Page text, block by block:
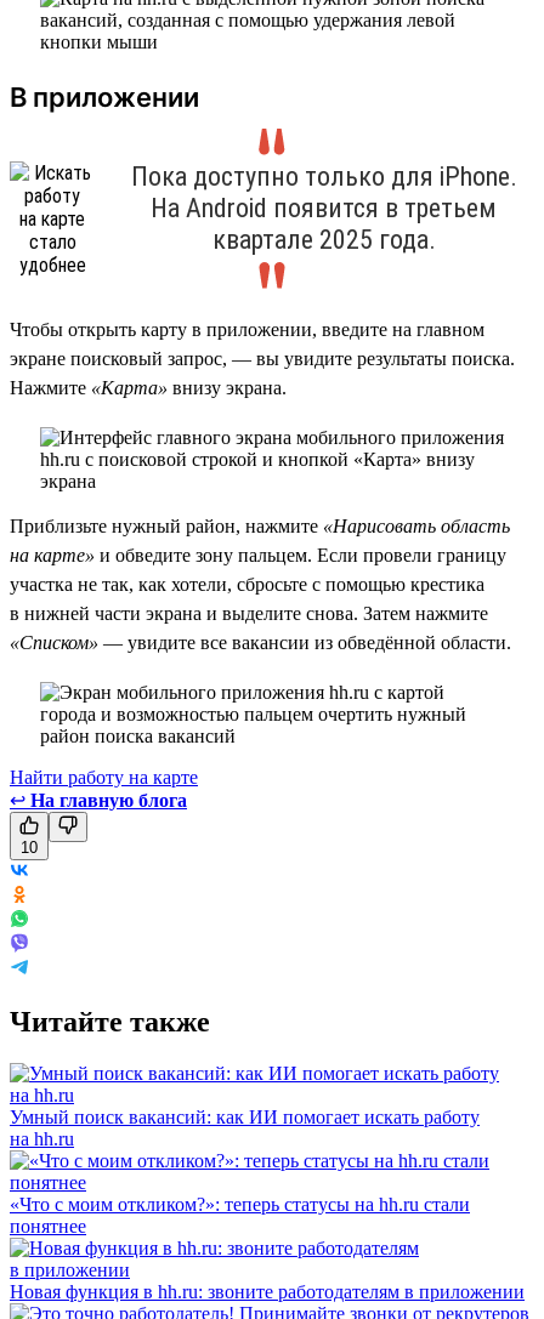
В приложении
Пока доступно только для iPhone.
На Android появится в третьем
квартале 2025 года.
Чтобы открыть карту в приложении, введите на главном
экране поисковый запрос, — вы увидите результаты поиска.
Нажмите «Карта» внизу экрана.
Приблизьте нужный район, нажмите «Нарисовать область
на карте» и обведите зону пальцем. Если провели границу
участка не так, как хотели, сбросьте с помощью крестика
в нижней части экрана и выделите снова. Затем нажмите
«Списком» — увидите все вакансии из обведённой области.
Найти работу на карте
↩ На главную блога
10
Читайте также
Умный поиск вакансий: как ИИ помогает искать работу
на hh.ru
«Что с моим откликом?»: теперь статусы на hh.ru стали
понятнее
Новая функция в hh.ru: звоните работодателям в приложении